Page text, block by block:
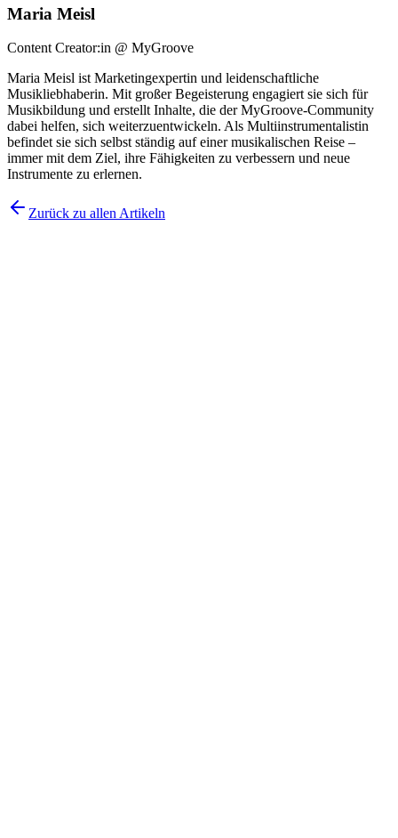
Maria Meisl
Content Creator:in @ MyGroove
Maria Meisl ist Marketingexpertin und leidenschaftliche
Musikliebhaberin. Mit großer Begeisterung engagiert sie sich für
Musikbildung und erstellt Inhalte, die der MyGroove-Community
dabei helfen, sich weiterzuentwickeln. Als Multiinstrumentalistin
befindet sie sich selbst ständig auf einer musikalischen Reise –
immer mit dem Ziel, ihre Fähigkeiten zu verbessern und neue
Instrumente zu erlernen.
Zurück zu allen Artikeln